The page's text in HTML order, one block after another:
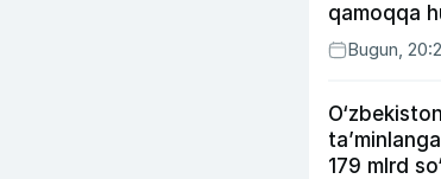
qamoqqa
Bugun,
179 mlrd